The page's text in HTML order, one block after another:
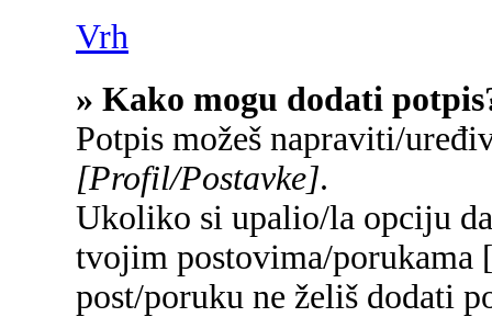
Vrh
» Kako mogu dodati
Potpis možeš napraviti/
[Profil/Postavke].
Ukoliko si upalio/la opciju
tvojim postovima/porukama
post/poruku ne želiš dodati